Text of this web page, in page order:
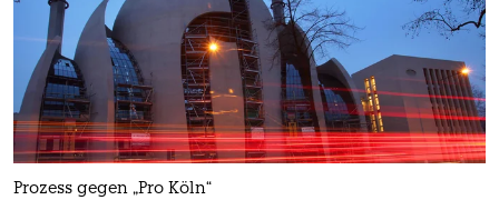
Prozess gegen „Pro Köln“